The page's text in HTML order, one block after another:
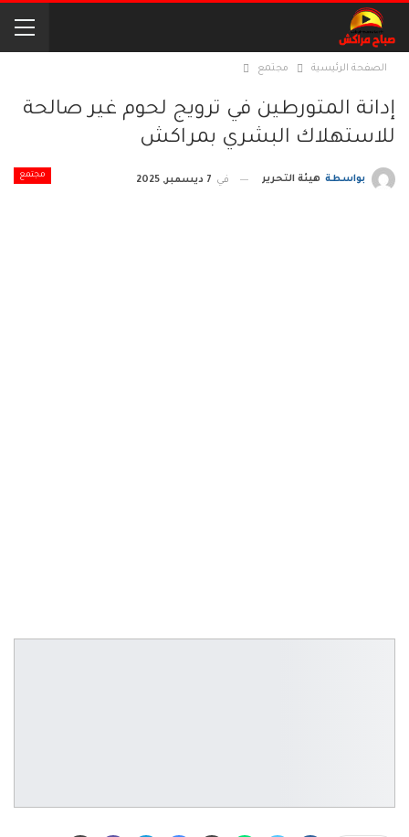
الصفحة الرئيسية مجتمع
إدانة المتورطين في ترويج لحوم غير صالحة
للاستهلاك البشري بمراكش
مجتمع بواسطة هيئة التحرير في 7 ديسمبر, 2025